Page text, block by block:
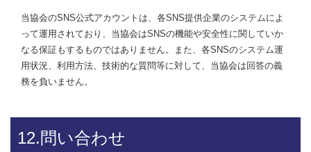
当協会のSNS公式アカウントは、各SNS提供企業のシステムによ
って運用されており、当協会はSNSの機能や安全性に関していか
なる保証もするものではありません。また、各SNSのシステム運
用状況、利用方法、技術的な質問等に対して、当協会は回答の義
務を負いません。
12.問い合わせ